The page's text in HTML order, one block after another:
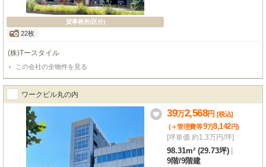
貸事務所(区分)
22枚
(株)Tースタイル
この会社の全物件を見る
ワークビル丸の内
39万2,568円 [税込]
(＋管理費等9万8,142円)
[坪単価 約1.3万円/坪]
98.31m² (29.73坪)
9階/9階建